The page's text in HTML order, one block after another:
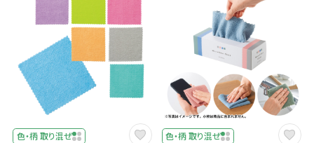
色・柄 取り混ぜ
色・柄 取り混ぜ